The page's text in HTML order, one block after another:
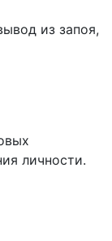
из запоя,
личности.